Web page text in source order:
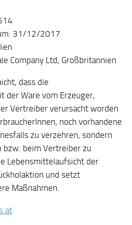
31/12/2017
Company Ltd, Großbritannien
dass die
der Ware vom Erzeuger,
Vertreiber verursacht worden
noch vorhandene
zu verzehren, sondern
bzw. beim Vertreiber zu
Lebensmittelaufsicht der
und setzt
Maßnahmen.